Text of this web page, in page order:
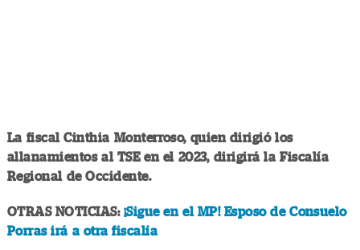
La fiscal Cinthia Monterroso, quien dirigió los
allanamientos al TSE en el 2023, dirigirá la Fiscalía
Regional de Occidente.
OTRAS NOTICIAS: ¡Sigue en el MP! Esposo de Consuelo
Porras irá a otra fiscalía